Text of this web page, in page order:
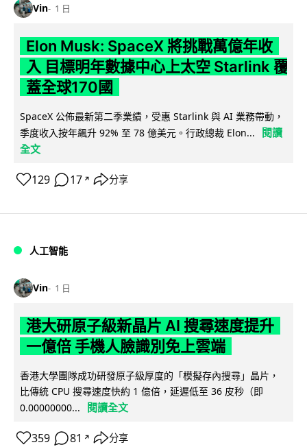
Vin 1 日
Elon Musk: SpaceX 將挑戰萬億年收
入 目標明年數據中心上太空 Starlink 覆
蓋全球170國
SpaceX 公佈最新第二季業績，受惠 Starlink 與 AI 業務帶動，
季度收入按年飆升 92% 至 78 億美元。行政總裁 Elon...
閱讀
全文
129 17 ↗ 分享
人工智能
Vin 1 日
港大研原子級新晶片 AI 搜尋速度提升
一億倍 手機人臉識別免上雲端
香港大學團隊成功研發原子級厚度的「模擬存內搜尋」晶片，
比傳統 CPU 搜尋速度快約 1 億倍，延遲低至 36 皮秒（即
0.00000000...
閱讀全文
359 81 ↗ 分享